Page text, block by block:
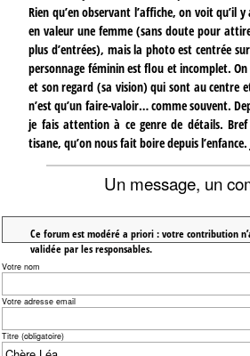
Rien qu’en observant l’affiche, on voit qu’il
en valeur une femme (sans doute pour
plus d’entrées), mais la photo est centrée
personnage féminin est flou et incomplet. On
et son regard (sa vision) qui sont au centre
n’est qu’un faire-valoir… comme souvent.
je fais attention à ce genre de détails.
tisane, qu’on nous fait boire depuis
Un message, un
Ce forum est modéré a priori : votre contribution
validée par les responsables.
Votre nom
Votre adresse email
Titre (obligatoire)